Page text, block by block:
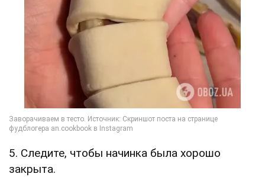
5. Следите, чтобы начинка была хорошо
закрыта.